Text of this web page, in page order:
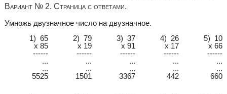
Вариант № 2. Страница с ответами.
Умножь двузначное число на двузначное.
1) 65
2) 79 3) 37 4) 26
5) 10
x 85
x 19 x 91 x 17
x 66
------
------ ------ ------
------
...
... ... ...
...
...
... ... ...
...
5525
1501 3367 442 660